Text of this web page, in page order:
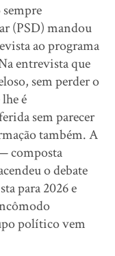
(PSD) mandou
ao programa
entrevista que
sem perder o
é
sem parecer
também. A
composta
o debate
para 2026 e
político vem